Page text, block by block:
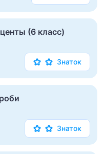
(6 класс)
Знаток
Знаток